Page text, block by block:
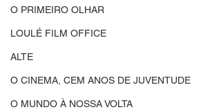
O PRIMEIRO OLHAR
LOULÉ FILM OFFICE
ALTE
O CINEMA, CEM ANOS DE JUVENTUDE
O MUNDO À NOSSA VOLTA